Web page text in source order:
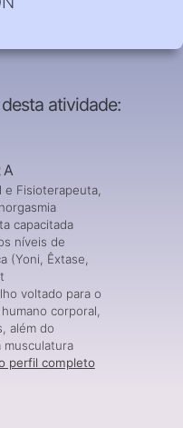
atividade:
e Fisioterapeuta,
capacitada
níveis de
(Yoni, Êxtase,
voltado para o
corporal,
além do
perfil completo